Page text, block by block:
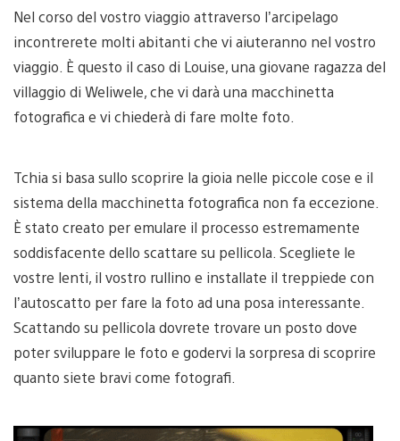
Nel corso del vostro viaggio attraverso l’arcipelago
incontrerete molti abitanti che vi aiuteranno nel vostro
viaggio. È questo il caso di Louise, una giovane ragazza del
villaggio di Weliwele, che vi darà una macchinetta
fotografica e vi chiederà di fare molte foto.
Tchia si basa sullo scoprire la gioia nelle piccole cose e il
sistema della macchinetta fotografica non fa eccezione.
È stato creato per emulare il processo estremamente
soddisfacente dello scattare su pellicola. Scegliete le
vostre lenti, il vostro rullino e installate il treppiede con
l’autoscatto per fare la foto ad una posa interessante.
Scattando su pellicola dovrete trovare un posto dove
poter sviluppare le foto e godervi la sorpresa di scoprire
quanto siete bravi come fotografi.